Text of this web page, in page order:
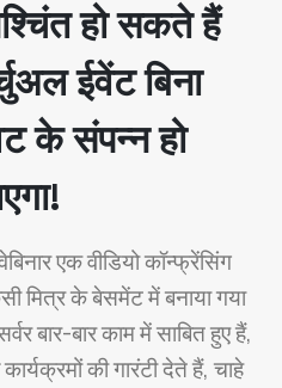
हो सकते हैं
ईवेंट बिना
के संपन्न हो
एक वीडियो कॉन्फ्रेंसिंग
मित्र के बेसमेंट में बनाया गया
बार-बार काम में साबित हुए हैं,
की गारंटी देते हैं, चाहे